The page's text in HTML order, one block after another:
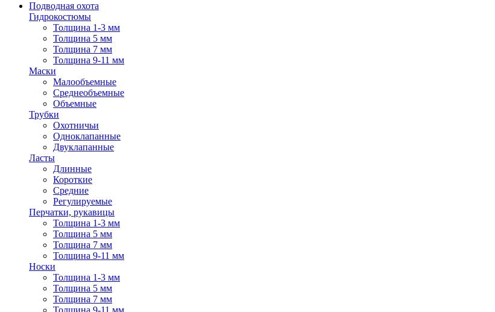
Подводная охота
Гидрокостюмы
Толщина 1-3 мм
Толщина 5 мм
Толщина 7 мм
Толщина 9-11 мм
Маски
Малообъемные
Среднеобъемные
Объемные
Трубки
Охотничьи
Одноклапанные
Двуклапанные
Ласты
Длинные
Короткие
Средние
Регулируемые
Перчатки, рукавицы
Толщина 1-3 мм
Толщина 5 мм
Толщина 7 мм
Толщина 9-11 мм
Носки
Толщина 1-3 мм
Толщина 5 мм
Толщина 7 мм
Толщина 9-11 мм